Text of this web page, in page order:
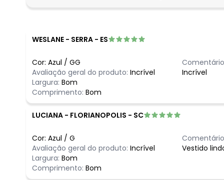
WESLANE - SERRA - ES
Cor: Azul / GG
Avaliação geral do produto: Incrível
Largura: Bom
Comprimento: Bom
Incrível
LUCIANA - FLORIANOPOLIS - SC
Cor: Azul / G
Avaliação geral do produto: Incrível
Largura: Bom
Comprimento: Bom
Vestido